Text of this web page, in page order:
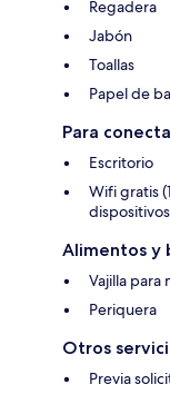
Regadera
Jabón
Toallas
Papel de
Para
Escritorio
Wifi gratis
Alimentos y
Vajilla para
Periquera
Otros
Previa